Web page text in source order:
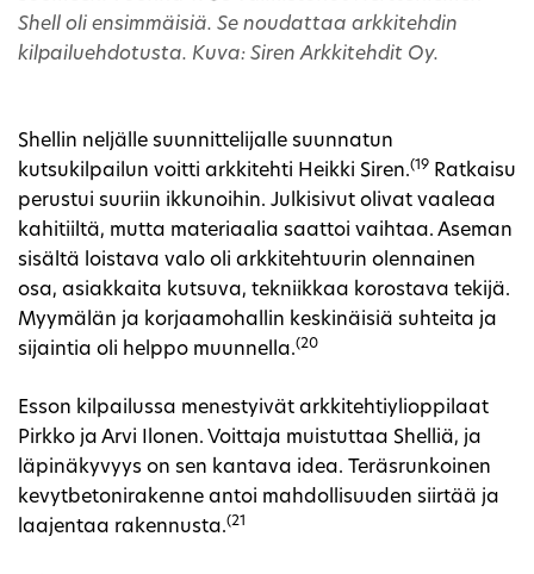
Shell oli ensimmäisiä. Se noudattaa arkkitehdin
kilpailuehdotusta. Kuva: Siren Arkkitehdit Oy.
Shellin neljälle suunnittelijalle suunnatun
kutsukilpailun voitti arkkitehti Heikki Siren.(19 Ratkaisu
perustui suuriin ikkunoihin. Julkisivut olivat vaaleaa
kahitiiltä, mutta materiaalia saattoi vaihtaa. Aseman
sisältä loistava valo oli arkkitehtuurin olennainen
osa, asiakkaita kutsuva, tekniikkaa korostava tekijä.
Myymälän ja korjaamohallin keskinäisiä suhteita ja
sijaintia oli helppo muunnella.(20
Esson kilpailussa menestyivät arkkitehtiylioppilaat
Pirkko ja Arvi Ilonen. Voittaja muistuttaa Shelliä, ja
läpinäkyvyys on sen kantava idea. Teräsrunkoinen
kevytbetonirakenne antoi mahdollisuuden siirtää ja
laajentaa rakennusta.(21